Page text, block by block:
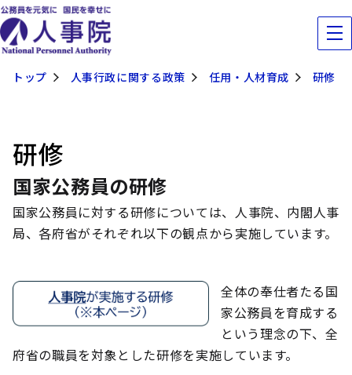
トップ 人事行政に関する政策 任用・人材育成 研修
研修
国家公務員の研修
国家公務員に対する研修については、人事院、内閣人事
局、各府省がそれぞれ以下の観点から実施しています。
全体の奉仕者たる国
家公務員を育成する
という理念の下、全
府省の職員を対象とした研修を実施しています。